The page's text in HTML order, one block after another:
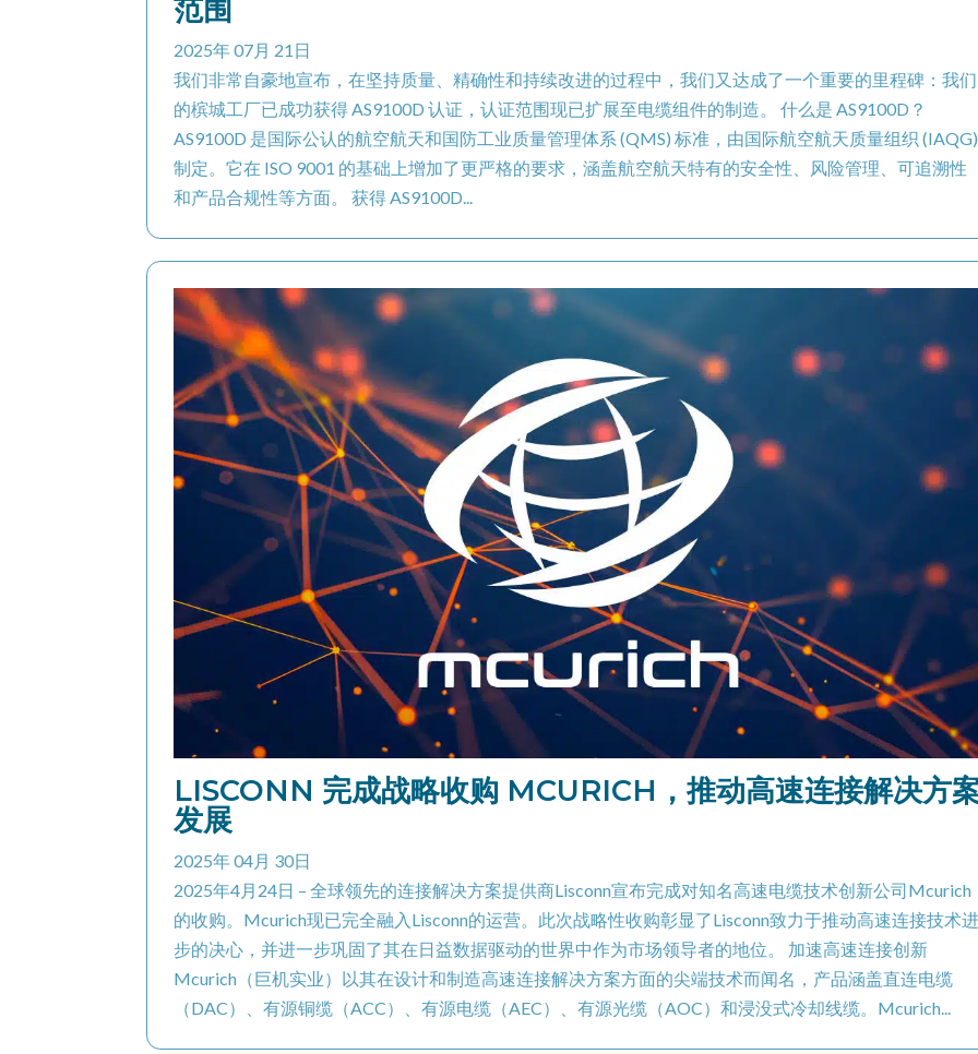
范围
2025年 07月 21日
我们非常自豪地宣布，在坚持质量、精确性和持续改进的过程中，我们又达成了一个重要的里程碑：我们
的槟城工厂已成功获得 AS9100D 认证，认证范围现已扩展至电缆组件的制造。 什么是 AS9100D？
AS9100D 是国际公认的航空航天和国防工业质量管理体系 (QMS) 标准，由国际航空航天质量组织 (IAQG)
制定。它在 ISO 9001 的基础上增加了更严格的要求，涵盖航空航天特有的安全性、风险管理、可追溯性
和产品合规性等方面。 获得 AS9100D...
LISCONN 完成战略收购 MCURICH，推动高速连接解决方​​
发展
2025年 04月 30日
2025年4月24日 – 全球领先的连接解决方​​案提供商Lisconn宣布完成对知名高速电缆技术创新公司Mcurich
的收购。Mcurich现已完全融入Lisconn的运营。此次战略性收购彰显了Lisconn致力于推动高速连接技术
步的决心，并进一步巩固了其在日益数据驱动的世界中作为市场领导者的地位。 加速高速连接创新
Mcurich（巨机实业）以其在设计和制造高速连接解决方​​案方面的尖端技术而闻名，产品涵盖直连电缆
（DAC）、有源铜缆（ACC）、有源电缆（AEC）、有源光缆（AOC）和浸没式冷却线缆。Mcurich...